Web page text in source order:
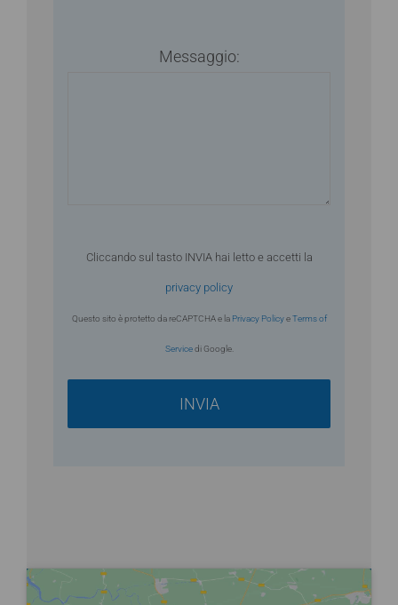
Messaggio:
Cliccando sul tasto INVIA hai letto e accetti la
privacy policy
Questo sito è protetto da reCAPTCHA e la Privacy PolicyeTerms of
Servicedi Google.